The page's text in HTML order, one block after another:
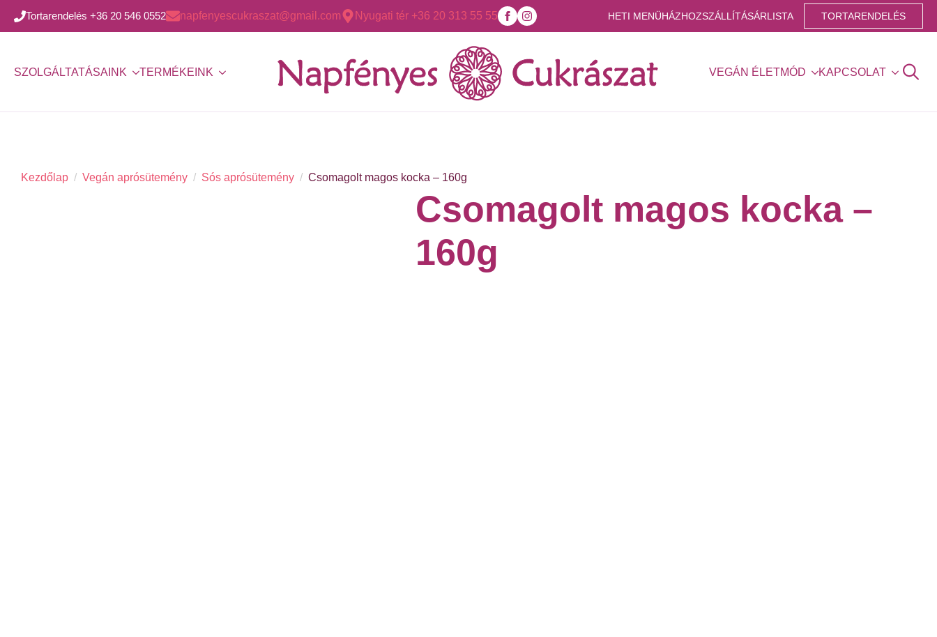
Tortarendelés +36 20 546 0552 napfenyescukraszat@gmail.com Nyugati tér +36 20 313 55 55 HETI MENÜHÁZHOZSZÁLLÍTÁSÁRLISTA TORTARENDELÉS
SZOLGÁLTATÁSAINK TERMÉKEINK VEGÁN ÉLETMÓD
KAPCSOLAT
for:
Kezdőlap Vegán aprósütemény Sós aprósütemény Csomagolt magos kocka – 160g
Csomagolt magos kocka –
160g